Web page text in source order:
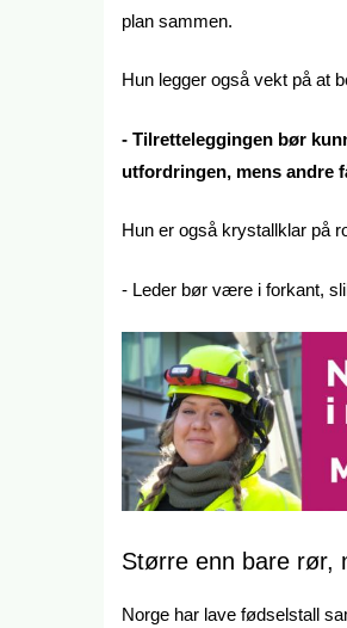
plan sammen.
Hun legger også vekt på at
- Tilretteleggingen bør
utfordringen, mens andre
Hun er også krystallklar på
- Leder bør være i forkant,
Større enn bare rør,
Norge har lave fødselstall